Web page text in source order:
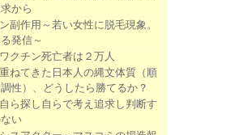
から
副作用～若い女性に脱毛現象。
発信～
クチン死亡者は２万人
ねてきた日本人の縄文体質（順
性）、どうしたら勝てるか？
ら探し自らで考え追求し判断す
い